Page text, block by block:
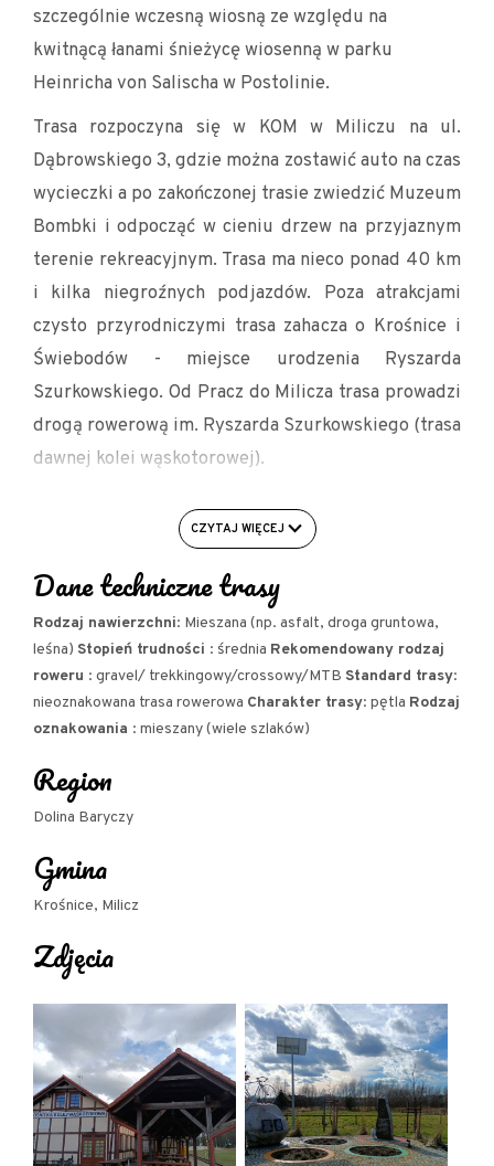
szczególnie wczesną wiosną ze względu na
kwitnącą łanami śnieżycę wiosenną w parku
Heinricha von Salischa w Postolinie.
Trasa rozpoczyna się w KOM w Miliczu na ul.
Dąbrowskiego 3, gdzie można zostawić auto na czas
wycieczki a po zakończonej trasie zwiedzić Muzeum
Bombki i odpocząć w cieniu drzew na przyjaznym
terenie rekreacyjnym. Trasa ma nieco ponad 40 km
i kilka niegroźnych podjazdów. Poza atrakcjami
czysto przyrodniczymi trasa zahacza o Krośnice i
Świebodów - miejsce urodzenia Ryszarda
Szurkowskiego. Od Pracz do Milicza trasa prowadzi
drogą rowerową im. Ryszarda Szurkowskiego (trasa
dawnej kolei wąskotorowej).
Grabownica (wieża) - Czatkowice - Dąbrowa -
Krośnice (Krośnicka Kolejka Wąskotorowa) -
Wierzchowice - Świebodów (skwer Ryszarda
Szurkowskiego) - Postolin (Wzgórze Joanny i park)
- Pracze (Bar Strzelec) - Kaszowo - Milicz KOM
Park w Postolinie i kwitnący dywan śnieżycy wiosennej. fot. Dariusz Budnik
CIEKAWE MIEJSCA NA TRASIE:
CZYTAJ WIĘCEJ
Dane techniczne trasy
Rodzaj nawierzchni: Mieszana (np. asfalt, droga gruntowa,
leśna) Stopień trudności : średnia Rekomendowany rodzaj
roweru : gravel/ trekkingowy/crossowy/MTB Standard trasy:
nieoznakowana trasa rowerowa Charakter trasy: pętla Rodzaj
oznakowania : mieszany (wiele szlaków)
Region
Dolina Baryczy
Gmina
Krośnice, Milicz
Zdjęcia